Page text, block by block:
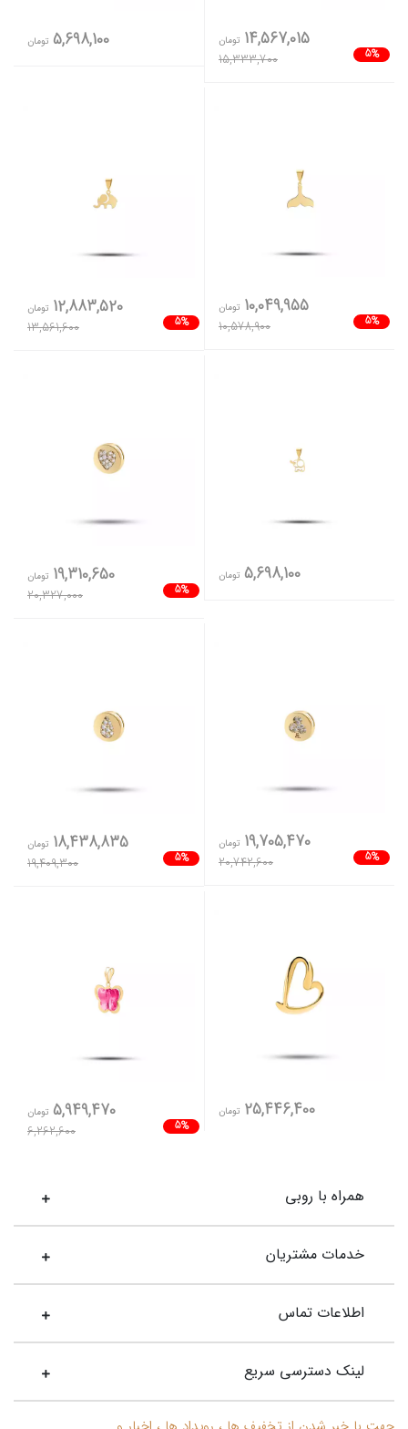
5%
14,567,015 تومان
15,333,700
5,698,100 تومان
5%
10,049,955 تومان
10,578,900
5%
12,883,520 تومان
13,561,600
5,698,100 تومان
5%
19,310,650 تومان
20,327,000
5%
19,705,470 تومان
20,742,600
5%
18,438,835 تومان
19,409,300
25,446,400 تومان
5%
5,949,470 تومان
6,262,600
همراه با روبی
خدمات مشتریان
اطلاعات تماس
لینک دسترسی سریع